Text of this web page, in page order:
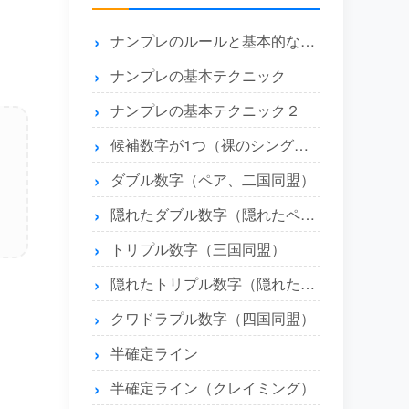
ナンプレのルールと基本的な解き方
ナンプレの基本テクニック
ナンプレの基本テクニック２
候補数字が1つ（裸のシングル）とエリア内に1つ（隠れたシングル）
ダブル数字（ペア、二国同盟）
隠れたダブル数字（隠れたペア）
トリプル数字（三国同盟）
隠れたトリプル数字（隠れたトリプル）
クワドラプル数字（四国同盟）
半確定ライン
半確定ライン（クレイミング）